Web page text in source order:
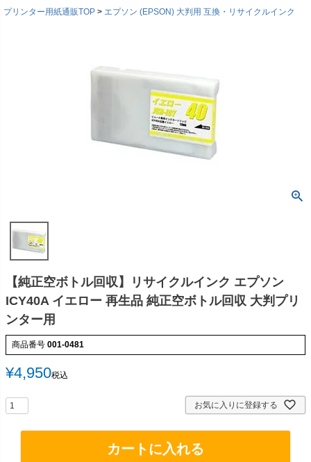
プリンター用紙通販TOP エプソン (EPSON) 大判用 互換・リサイクルインク
【純正空ボトル回収】リサイクルインク エプソン
ICY40A イエロー 再生品 純正空ボトル回収 大判プリ
ンター用
商品番号 001-0481
¥4,950税込
お気に入りに登録する
カートに入れる